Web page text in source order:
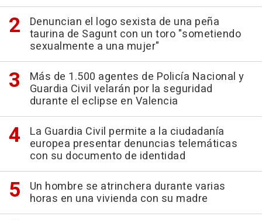
Denuncian el logo sexista de una peña
taurina de Sagunt con un toro "sometiendo
sexualmente a una mujer"
Más de 1.500 agentes de Policía Nacional y
Guardia Civil velarán por la seguridad
durante el eclipse en Valencia
La Guardia Civil permite a la ciudadanía
europea presentar denuncias telemáticas
con su documento de identidad
Un hombre se atrinchera durante varias
horas en una vivienda con su madre